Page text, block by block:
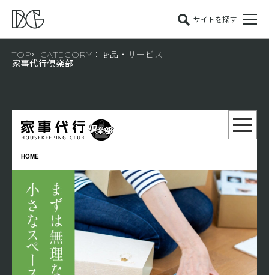
サイトを探す
TOP CATEGORY：商品・サービス
家事代行倶楽部